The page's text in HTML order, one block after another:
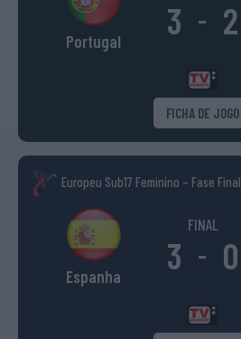
Portugal 3 - 2
FICHA DE JOGO
Europeu Sub17 Feminino – Fase Final
Espanha
FINAL
3 - 0